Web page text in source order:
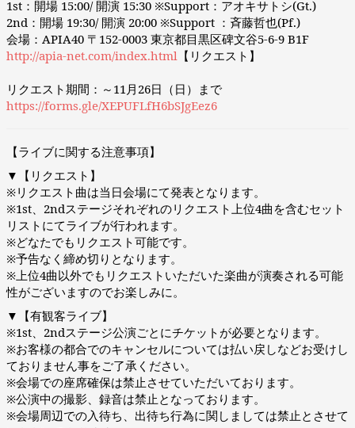
1st：開場 15:00/ 開演 15:30 ※Support：アオキサトシ(Gt.)
2nd：開場 19:30/ 開演 20:00 ※Support ：斉藤哲也(Pf.)
会場：APIA40 〒152-0003 東京都目黒区碑文谷5-6-9 B1F
http://apia-net.com/index.html 【リクエスト】
リクエスト期間：～11月26日（日）まで
https://forms.gle/XEPUFLfH6bSJgEez6
【ライブに関する注意事項】
▼【リクエスト】
※リクエスト曲は当日会場にて発表となります。
※1st、2ndステージそれぞれのリクエスト上位4曲を含むセット
リストにてライブが行われます。
※どなたでもリクエスト可能です。
※予告なく締め切りとなります。
※上位4曲以外でもリクエストいただいた楽曲が演奏される可能
性がございますのでお楽しみに。
▼【有観客ライブ】
※1st、2ndステージ公演ごとにチケットが必要となります。
※お客様の都合でのキャンセルについては払い戻しなどお受けし
ておりません事をご了承ください。
※会場での座席確保は禁止させていただいております。
※公演中の撮影、録音は禁止となっております。
※会場周辺での入待ち、出待ち行為に関しましては禁止とさせて